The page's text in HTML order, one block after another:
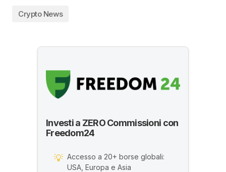
Crypto News
Investi a ZERO Commissioni con
Freedom24
💡 Accesso a 20+ borse globali:
USA, Europa e Asia